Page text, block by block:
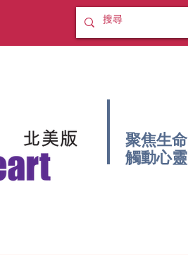
聚焦生命
​觸動心靈